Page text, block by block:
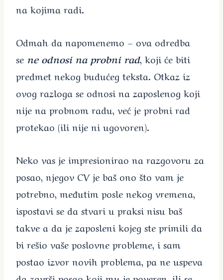
na kojima radi.
Odmah da napomenemo – ova odredba
se ne odnosi na probni rad, koji će biti
predmet nekog budućeg teksta. Otkaz iz
ovog razloga se odnosi na zaposlenog koji
nije na probnom radu, već je probni rad
protekao (ili nije ni ugovoren).
Neko vas je impresionirao na razgovoru za
posao, njegov CV je baš ono što vam je
potrebno, međutim posle nekog vremena,
ispostavi se da stvari u praksi nisu baš
takve a da je zaposleni kojeg ste primili da
bi rešio vaše poslovne probleme, i sam
postao izvor novih problema, pa ne uspeva